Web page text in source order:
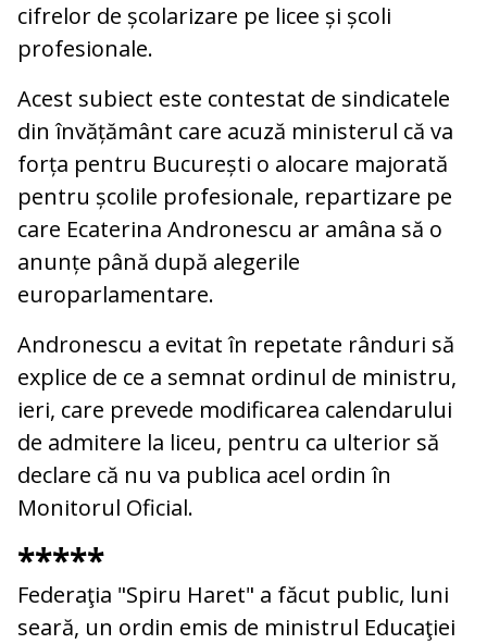
cifrelor de școlarizare pe licee și școli
profesionale.
Acest subiect este contestat de sindicatele
din învățământ care acuză ministerul că va
forța pentru București o alocare majorată
pentru școlile profesionale, repartizare pe
care Ecaterina Andronescu ar amâna să o
anunțe până după alegerile
europarlamentare.
Andronescu a evitat în repetate rânduri să
explice de ce a semnat ordinul de ministru,
ieri, care prevede modificarea calendarului
de admitere la liceu, pentru ca ulterior să
declare că nu va publica acel ordin în
Monitorul Oficial.
*****
Federaţia "Spiru Haret" a făcut public, luni
seară, un ordin emis de ministrul Educaţiei